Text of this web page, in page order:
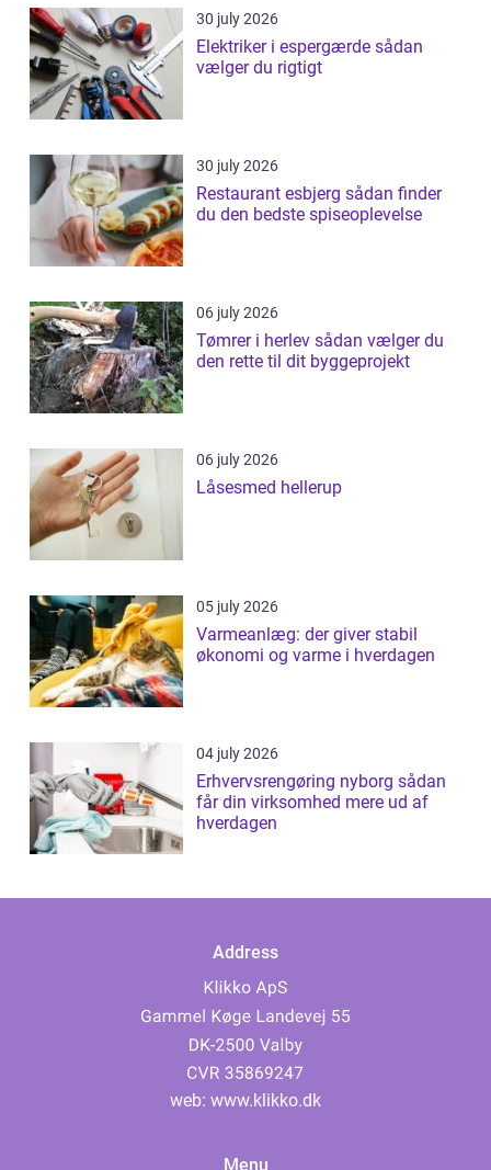
30 july 2026
Elektriker i espergærde sådan
vælger du rigtigt
30 july 2026
Restaurant esbjerg sådan finder
du den bedste spiseoplevelse
06 july 2026
Tømrer i herlev sådan vælger du
den rette til dit byggeprojekt
06 july 2026
Låsesmed hellerup
05 july 2026
Varmeanlæg: der giver stabil
økonomi og varme i hverdagen
04 july 2026
Erhvervsrengøring nyborg sådan
får din virksomhed mere ud af
hverdagen
Address
web: www.klikko.dk
Menu